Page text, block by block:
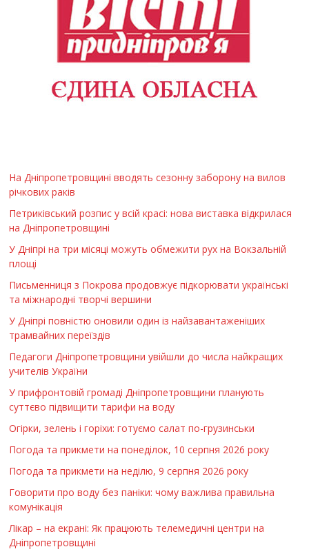
На Дніпропетровщині вводять сезонну заборону на вилов
річкових раків
Петриківський розпис у всій красі: нова виставка відкрилася
на Дніпропетровщині
У Дніпрі на три місяці можуть обмежити рух на Вокзальній
площі
Письменниця з Покрова продовжує підкорювати українські
та міжнародні творчі вершини
У Дніпрі повністю оновили один із найзавантаженіших
трамвайних переїздів
Педагоги Дніпропетровщини увійшли до числа найкращих
учителів України
У прифронтовій громаді Дніпропетровщини планують
суттєво підвищити тарифи на воду
Огірки, зелень і горіхи: готуємо салат по-грузинськи
Погода та прикмети на понеділок, 10 серпня 2026 року
Погода та прикмети на неділю, 9 серпня 2026 року
Говорити про воду без паніки: чому важлива правильна
комунікація
Лікар – на екрані: Як працюють телемедичні центри на
Дніпропетровщині